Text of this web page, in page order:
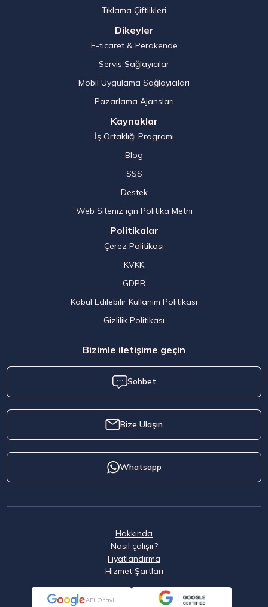
Tıklama Çiftlikleri
Dikeyler
E-ticaret & Perakende
Servis Sağlayıcılar
Mobil Uygulama Sağlayıcıları
Pazarlama Ajansları
Kaynaklar
İş Ortaklığı Programı
Blog
SSS
Destek
Web Siteniz için Politika Metni
Politikalar
Çerez Politikası
KVKK
GDPR
Kabul Edilebilir Kullanım Politikası
Gizlilik Politikası
Bizimle iletişime geçin
Sohbet
Bize Ulaşın
Whatsapp
Hakkında
Nasıl çalışır?
Fiyatlandırma
Hizmet Şartları
API Onaylı